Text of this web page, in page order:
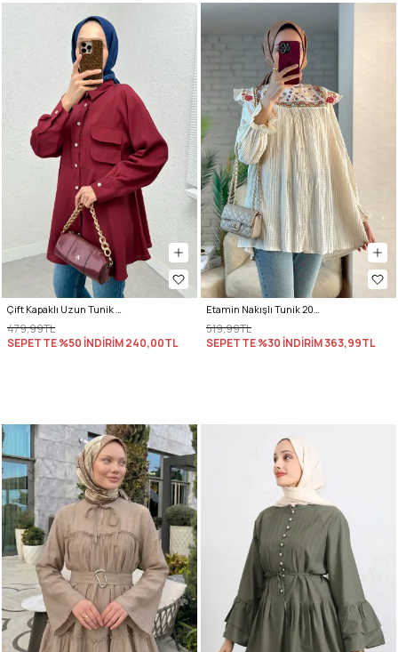
479,99TL
SEPETTE %50 İNDİRİM240,00TL
519,99TL
SEPETTE %30 İNDİRİM363,99TL